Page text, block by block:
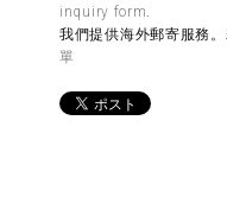
inquiry form.
我們提供海外郵寄服務
單